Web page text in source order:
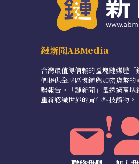
鏈新聞ABMedia
台灣最值得信賴的區塊鏈媒體「
們提供全球區塊鏈與加密貨幣的
勢報告。「鏈新聞」是透過區塊
重新認識世界的青年科技讀物。